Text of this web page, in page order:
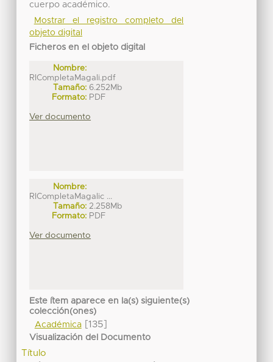
cuerpo académico.
Mostrar el registro completo del
objeto digital
Ficheros en el objeto digital
Nombre:
RICompletaMagali.pdf
Tamaño: 6.252Mb
Formato: PDF
Ver documento
Nombre:
RICompletaMagalic ...
Tamaño: 2.258Mb
Formato: PDF
Ver documento
Este ítem aparece en la(s) siguiente(s)
colección(ones)
Académica[135]
Visualización del Documento
Título